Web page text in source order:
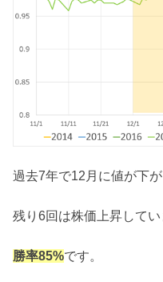
過去7年で12月に値が下
残り6回は株価上昇してい
勝率85%です。